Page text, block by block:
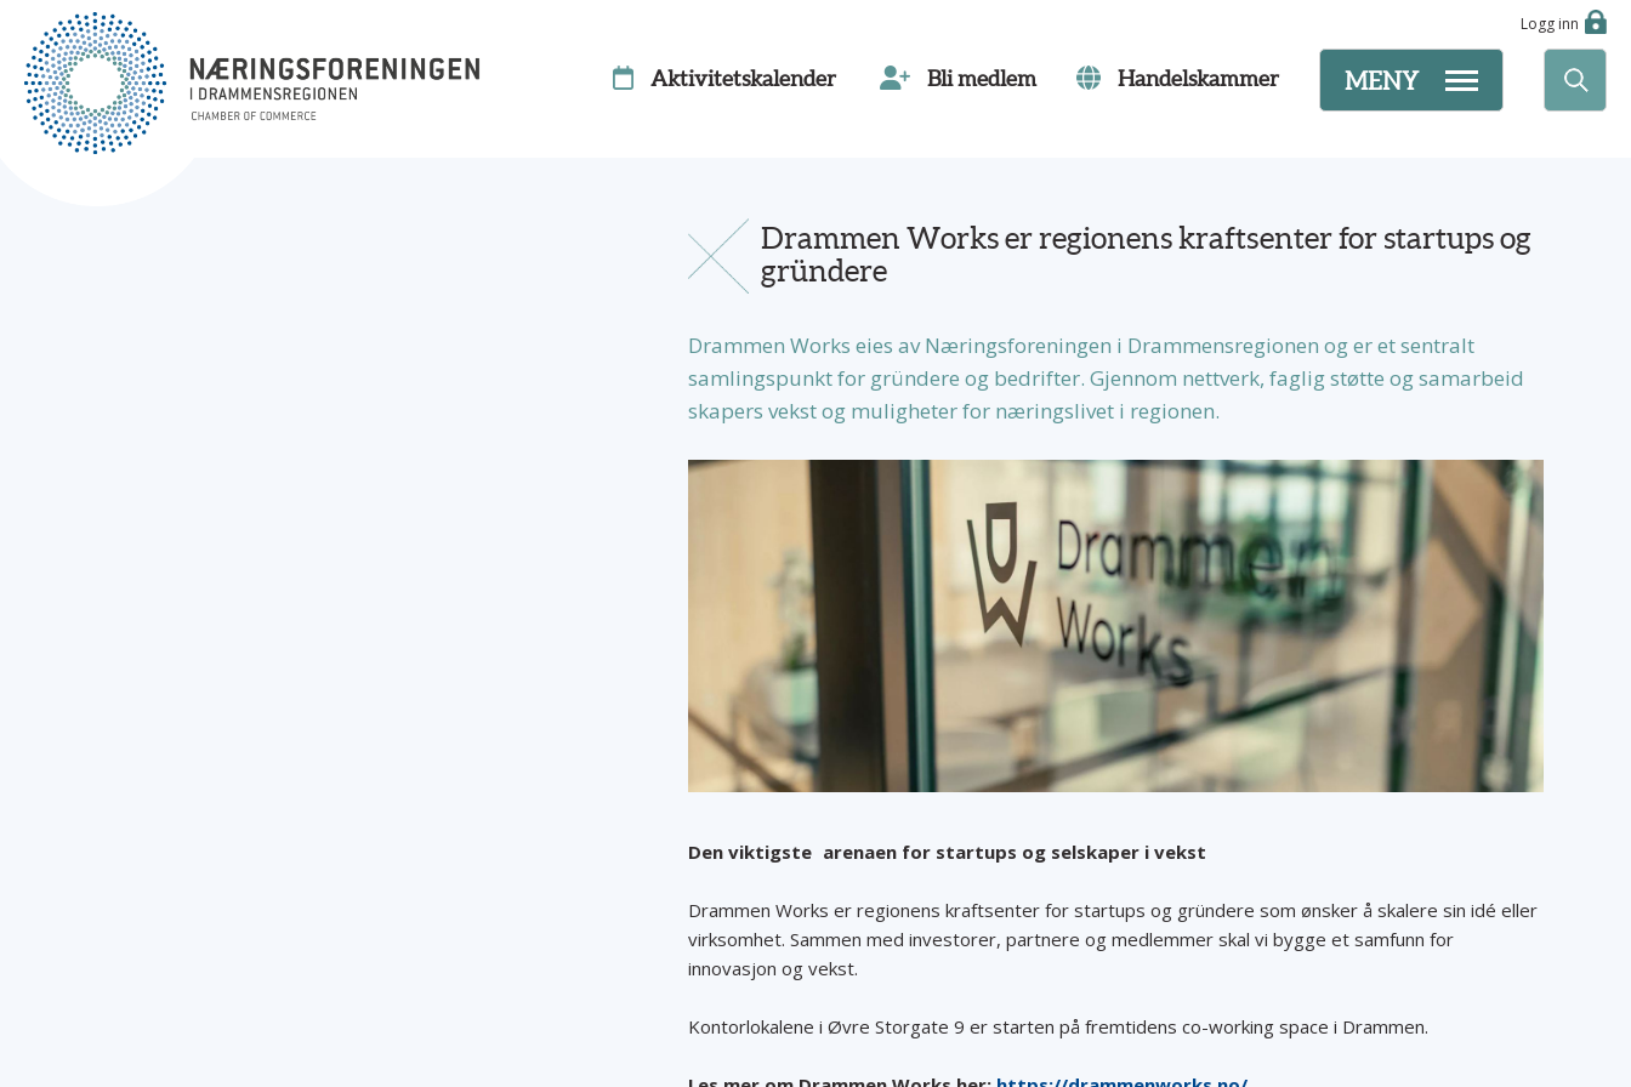
Logg inn
MENY
Aktivitetskalender Bli medlem Handelskammer
Drammen Works er regionens kraftsenter for startups og
gründere
Drammen Works eies av Næringsforeningen i Drammensregionen og er et sentralt
samlingspunkt for gründere og bedrifter. Gjennom nettverk, faglig støtte og samarbeid
skapers vekst og muligheter for næringslivet i regionen.
Den viktigste arenaen for startups og selskaper i vekst
Drammen Works er regionens kraftsenter for startups og gründere som ønsker å skalere sin idé eller
virksomhet. Sammen med investorer, partnere og medlemmer skal vi bygge et samfunn for
innovasjon og vekst.
Kontorlokalene i Øvre Storgate 9 er starten på fremtidens co-working space i Drammen.